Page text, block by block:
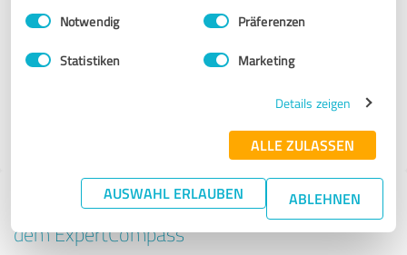
Impressum Datenschutzbestimmungen
Einwilligungsauswahl
Notwendig Präferenzen
Statistiken Marketing
Details zeigen
ALLE ZULASSEN
AUSWAHL ERLAUBEN ABLEHNEN
Ferdinand Bechtel
Tipp: Die passenden Experten finden - mit
dem ExpertCompass